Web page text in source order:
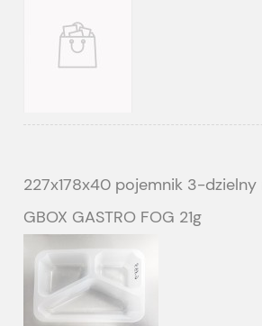
227x178x40 pojemnik 3-
GBOX GASTRO FOG 21g